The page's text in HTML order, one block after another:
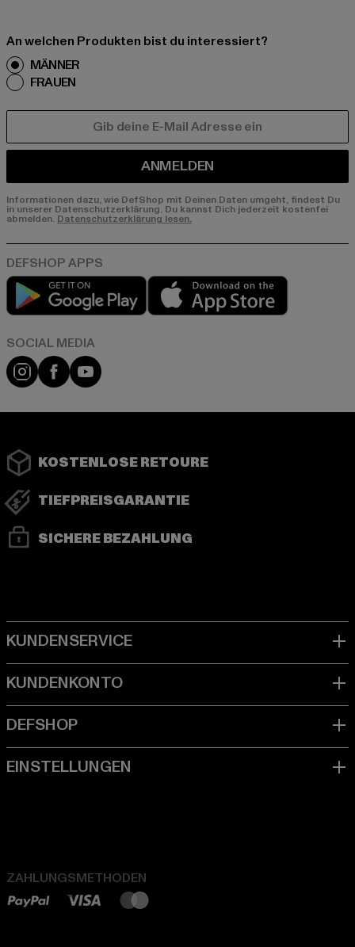
An welchen Produkten bist du interessiert?
MÄNNER
FRAUEN
ANMELDEN
Informationen dazu, wie DefShop mit Deinen Daten umgeht, findest Du
in unserer Datenschutzerklärung. Du kannst Dich jederzeit kostenfei
abmelden. Datenschutzerklärung lesen.
Play market
Instagram
FacebookYouTube
KOSTENLOSE RETOURE
TIEFPREISGARANTIE
SICHERE BEZAHLUNG
ZAHLUNGSMETHODEN